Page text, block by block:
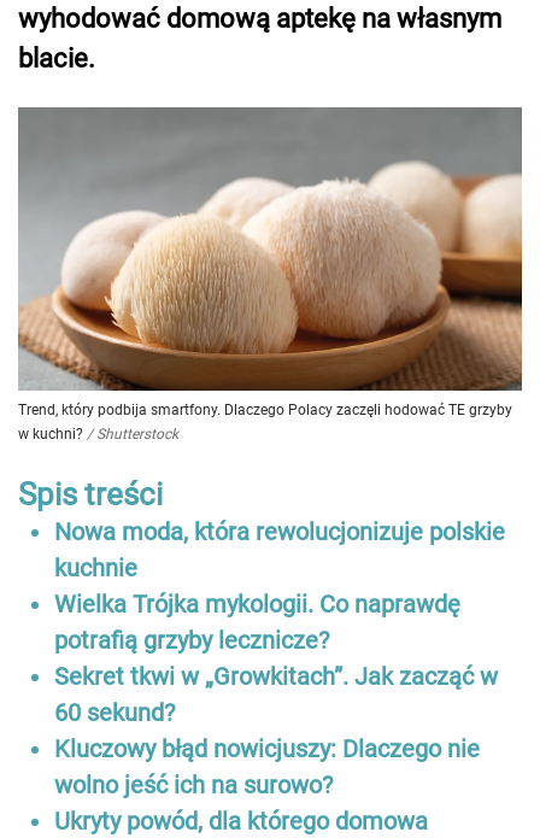
wyhodować domową aptekę na własnym
blacie.
Trend, który podbija smartfony. Dlaczego Polacy zaczęli hodować TE grzyby
w kuchni? / Shutterstock
Spis treści
Nowa moda, która rewolucjonizuje polskie
kuchnie
Wielka Trójka mykologii. Co naprawdę
potrafią grzyby lecznicze?
Sekret tkwi w „Growkitach”. Jak zacząć w
60 sekund?
Kluczowy błąd nowicjuszy: Dlaczego nie
wolno jeść ich na surowo?
Ukryty powód, dla którego domowa